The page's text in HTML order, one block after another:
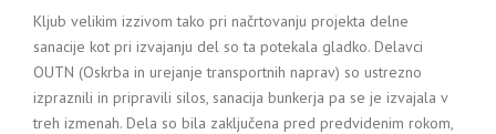
Kljub velikim izzivom tako pri načrtovanju projekta delne
sanacije kot pri izvajanju del so ta potekala gladko. Delavci
OUTN (Oskrba in urejanje transportnih naprav) so ustrezno
izpraznili in pripravili silos, sanacija bunkerja pa se je izvajala v
treh izmenah. Dela so bila zaključena pred predvidenim rokom,